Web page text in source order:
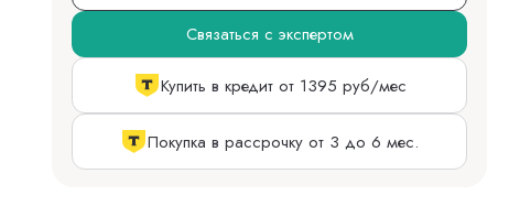
Связаться с экспертом
Купить в кредит от 1395 руб/мес
Покупка в рассрочку от 3 до 6 мес.